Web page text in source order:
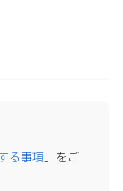
る事項 」をご